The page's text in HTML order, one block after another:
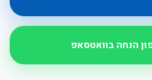
הנחה בוואטסאפ